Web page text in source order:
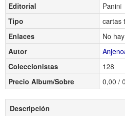
Editorial
Panini
Tipo
cartas
Enlaces
No
Autor
Coleccionistas
128
Precio Album/Sobre
0,00 /
Descripción